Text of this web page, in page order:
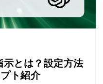
とは？設定方法
ト紹介